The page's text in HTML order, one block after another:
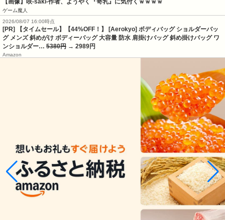
【画像】咲-saki-作者、ようやく『奇乳』に気付くｗｗｗｗ
ゲーム魔人
2026/08/07 16:00時点
[PR] 【タイムセール】【44%OFF！】 [Aerokyo] ボディバッグ ショルダーバッ
グ メンズ 斜めがけ ボディーバッグ 大容量 防水 肩掛けバッグ 斜め掛けバッグ ワ
ンショルダー… 5380円 → 2989円
Amazon